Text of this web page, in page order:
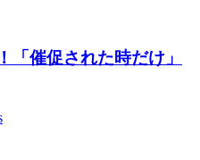
「催促された時だけ」